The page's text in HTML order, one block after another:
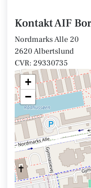
Kontakt AIF
Nordmarks Alle 20
2620 Albertslund
CVR: 29330735
+
−